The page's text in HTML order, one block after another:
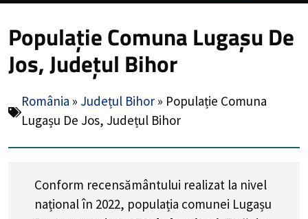
Populație Comuna Lugașu De
Jos, Județul Bihor
România » Județul Bihor » Populație Comuna
Lugașu De Jos, Județul Bihor
Conform recensământului realizat la nivel
național în 2022, populația comunei Lugașu